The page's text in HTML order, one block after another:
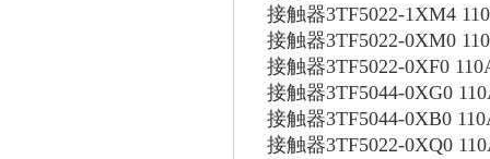
接触器3TF5022-1XM4
接触器3TF5022-0XM0
接触器3TF5022-0XF0
接触器3TF5044-0XG0
接触器3TF5044-0XB0
接触器3TF5022-0XQ0